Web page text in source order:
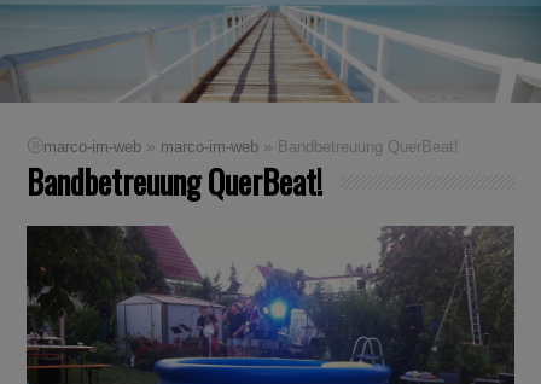
marco-im-web » marco-im-web » Bandbetreuung QuerBeat!
Bandbetreuung QuerBeat!